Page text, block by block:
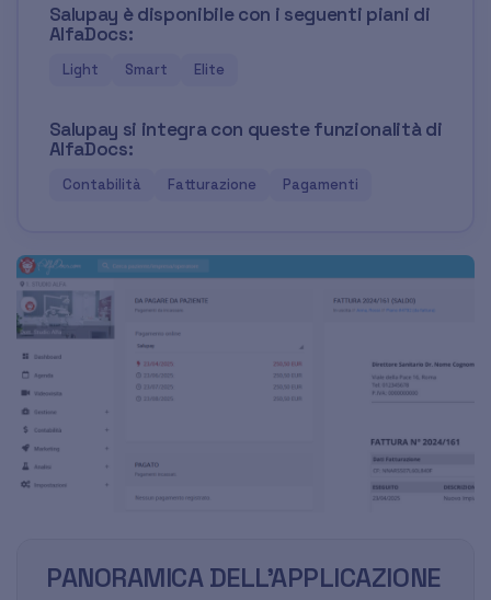
Salupay è disponibile con i seguenti piani di
AlfaDocs:
Light Smart Elite
Salupay si integra con queste funzionalità di
AlfaDocs:
Contabilità Fatturazione Pagamenti
PANORAMICA DELL'APPLICAZIONE